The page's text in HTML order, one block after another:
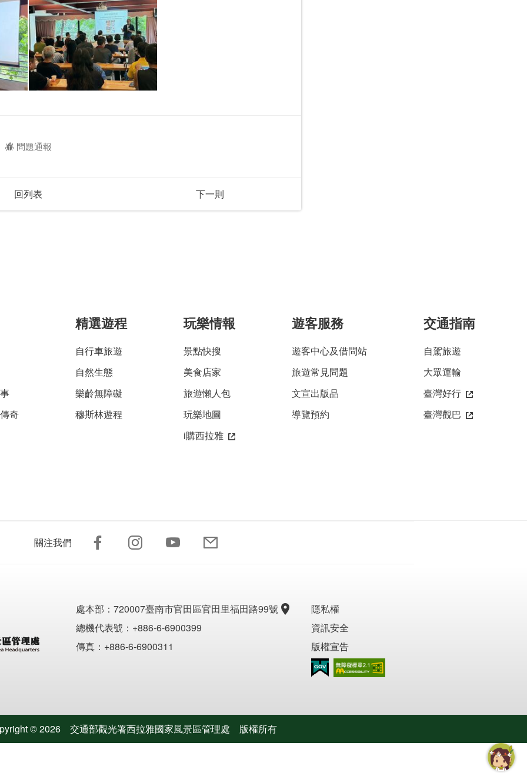
問題通報
回列表 下一則
奇
精選遊程
自行車旅遊
自然生態
樂齡無障礙
穆斯林遊程
玩樂情報
景點快搜
美食店家
旅遊懶人包
玩樂地圖
i購西拉雅
遊客服務
遊客中心及借問站
旅遊常見問題
文宣出版品
導覽預約
交通指南
自駕旅遊
大眾運輸
臺灣好行
臺灣觀巴
關注我們
處本部： 720007臺南市官田區官田里福田路99號
總機代表號：+886-6-6900399
傳真：+886-6-6900311
隱私權
資訊安全
版權宣告
©2026 交通部觀光署西拉雅國家風景區管理處 版權所有
智慧